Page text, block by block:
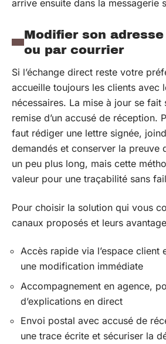
arrive ensuite dans la messagerie
Modifier son
ou par courrier
Si l’échange direct reste votre
accueille toujours les clients avec
nécessaires. La mise à jour se fait
remise d’un accusé de réception.
faut rédiger une lettre signée,
demandés et conserver la preuve
un peu plus long, mais cette
valeur pour une traçabilité sans
Pour choisir la solution qui vous
canaux proposés et leurs
Accès rapide via l’espace client
une modification immédiate
Accompagnement en agence,
d’explications en direct
Envoi postal avec accusé de
une trace écrite et sécuriser la